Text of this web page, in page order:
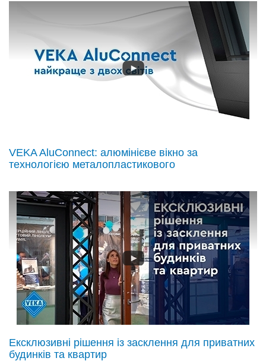
VEKA AluConnect: алюмінієве вікно за
технологією металопластикового
Ексклюзивні рішення із засклення для приватних
будинків та квартир